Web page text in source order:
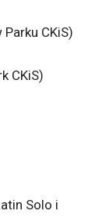
CKiS)
CKiS)
Solo i